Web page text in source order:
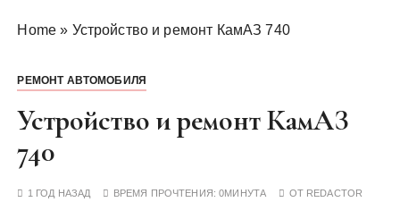
Home » Устройство и ремонт КамАЗ 740
РЕМОНТ АВТОМОБИЛЯ
Устройство и ремонт КамАЗ
740
1 ГОД НАЗАД ВРЕМЯ ПРОЧТЕНИЯ:0МИНУТА ОТ REDACTOR